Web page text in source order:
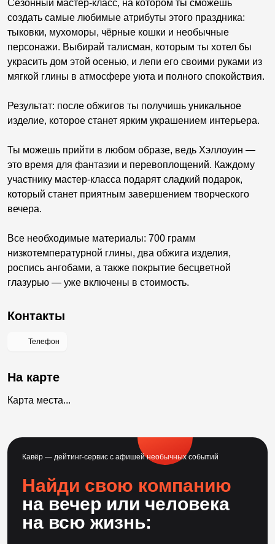
Сезонный мастер-класс, на котором ты сможешь
создать самые любимые атрибуты этого праздника:
тыковки, мухоморы, чёрные кошки и необычные
персонажи. Выбирай талисман, которым ты хотел бы
украсить дом этой осенью, и лепи его своими руками из
мягкой глины в атмосфере уюта и полного спокойствия.
Результат: после обжигов ты получишь уникальное
изделие, которое станет ярким украшением интерьера.
Ты можешь прийти в любом образе, ведь Хэллоуин —
это время для фантазии и перевоплощений. Каждому
участнику мастер-класса подарят сладкий подарок,
который станет приятным завершением творческого
вечера.
Все необходимые материалы: 700 грамм
низкотемпературной глины, два обжига изделия,
роспись ангобами, а также покрытие бесцветной
глазурью — уже включены в стоимость.
Контакты
Телефон
На карте
Карта места...
Кавёр — дейтинг-сервис с афишей необычных событий
Найди свою компанию
на вечер или человека
на всю жизнь: